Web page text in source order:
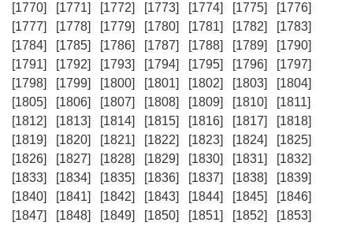
[1770]
[1771] [1772] [1773] [1774] [1775]
[1776]
[1777]
[1778] [1779] [1780] [1781] [1782]
[1783]
[1784]
[1785] [1786] [1787] [1788] [1789]
[1790]
[1791]
[1792] [1793] [1794] [1795] [1796]
[1797]
[1798]
[1799] [1800] [1801] [1802] [1803]
[1804]
[1805]
[1806] [1807] [1808] [1809] [1810]
[1811]
[1812]
[1813] [1814] [1815] [1816] [1817]
[1818]
[1819]
[1820] [1821] [1822] [1823] [1824]
[1825]
[1826]
[1827] [1828] [1829] [1830] [1831]
[1832]
[1833]
[1834] [1835] [1836] [1837] [1838]
[1839]
[1840]
[1841] [1842] [1843] [1844] [1845]
[1846]
[1847]
[1848] [1849] [1850] [1851] [1852]
[1853]